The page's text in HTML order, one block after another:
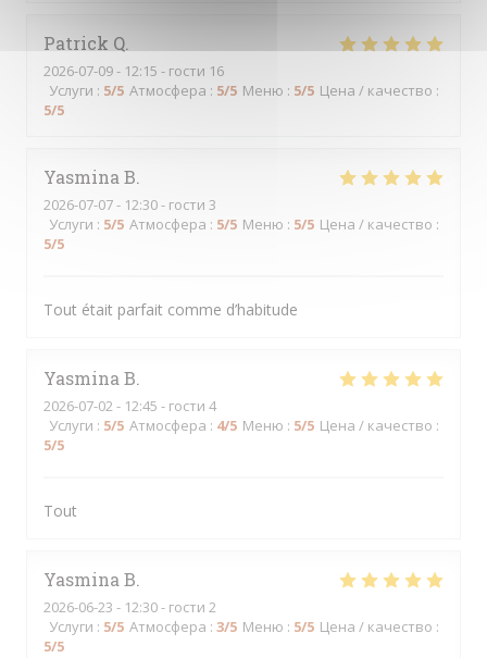
Patrick Q
2026-07-09- 12:15 - гости 16
Услуги : 5/5 Атмосфера : 5/5 Меню : 5/5 Цена / качество :
5/5
Yasmina B
2026-07-07- 12:30 - гости 3
Услуги : 5/5 Атмосфера : 5/5 Меню : 5/5 Цена / качество :
5/5
Tout était parfait comme d’habitude
Yasmina B
2026-07-02 - 12:45 - гости 4
Услуги : 5/5 Атмосфера : 4/5 Меню : 5/5 Цена / качество :
5/5
Tout
Yasmina B
2026-06-23 - 12:30 - гости 2
Услуги : 5/5 Атмосфера : 3/5 Меню : 5/5 Цена / качество :
5/5